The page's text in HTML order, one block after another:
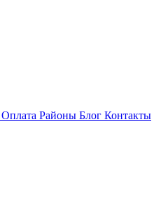
Оплата Районы Блог Контакты